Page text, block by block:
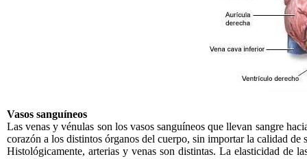
Vasos sanguíneos
Las venas y vénulas son los vasos sanguíneos que llevan sangre
corazón a los distintos órganos del cuerpo, sin importar la calidad
Histológicamente, arterias y venas son distintas. La elasticidad de